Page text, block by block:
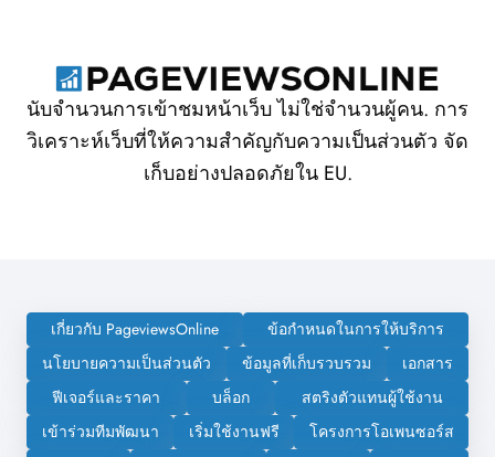
นับจำนวนการเข้าชมหน้าเว็บ ไม่ใช่จำนวนผู้คน. การ
วิเคราะห์เว็บที่ให้ความสำคัญกับความเป็นส่วนตัว จัด
เก็บอย่างปลอดภัยใน EU.
เกี่ยวกับ PageviewsOnline
ข้อกำหนดในการให้บริการ
นโยบายความเป็นส่วนตัว
ข้อมูลที่เก็บรวบรวม
เอกสาร
ฟีเจอร์และราคา
บล็อก
สตริงตัวแทนผู้ใช้งาน
เข้าร่วมทีมพัฒนา
เริ่มใช้งานฟรี
โครงการโอเพนซอร์ส